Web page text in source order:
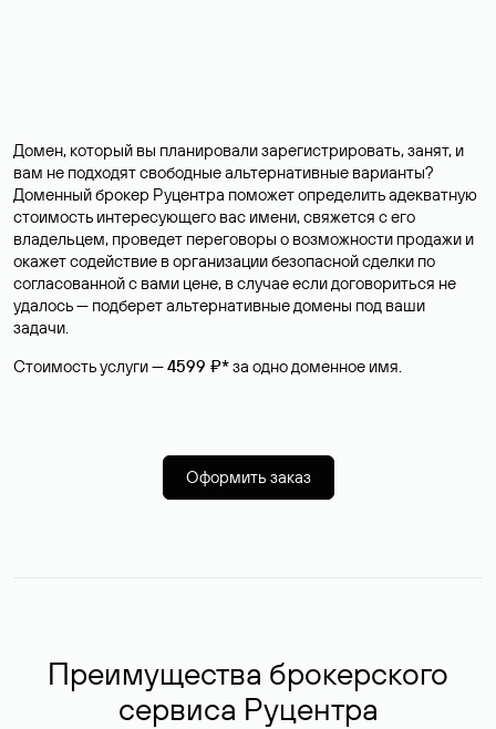
Домен, который вы планировали зарегистрировать, занят, и
вам не подходят свободные альтернативные варианты?
Доменный брокер Руцентра поможет определить адекватную
стоимость интересующего вас имени, свяжется с его
владельцем, проведет переговоры о возможности продажи и
окажет содействие в организации безопасной сделки по
согласованной с вами цене, в случае если договориться не
удалось — подберет альтернативные домены под ваши
задачи.
Стоимость услуги —4599 ₽*за одно доменное имя.
Оформить заказ
Преимущества брокерского
сервиса Руцентра